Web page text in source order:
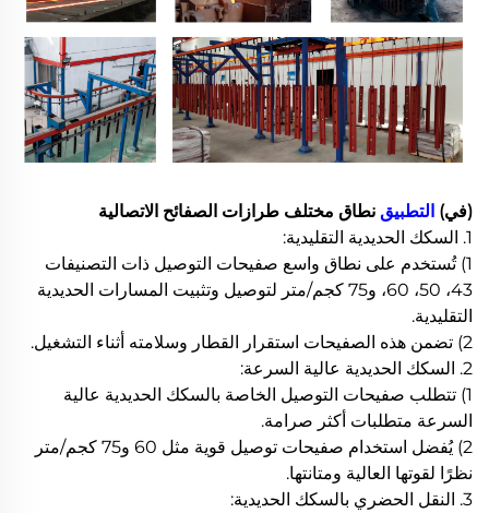
(في) التطبيق نطاق مختلف طرازات الصفائح الاتصالية
1. السكك الحديدية التقليدية:
1) تُستخدم على نطاق واسع صفيحات التوصيل ذات التصنيفات
43، 50، 60، و75 كجم/متر لتوصيل وتثبيت المسارات الحديدية
التقليدية.
2) تضمن هذه الصفيحات استقرار القطار وسلامته أثناء التشغيل.
2. السكك الحديدية عالية السرعة:
1) تتطلب صفيحات التوصيل الخاصة بالسكك الحديدية عالية
السرعة متطلبات أكثر صرامة.
2) يُفضل استخدام صفيحات توصيل قوية مثل 60 و75 كجم/متر
نظرًا لقوتها العالية ومتانتها.
3. النقل الحضري بالسكك الحديدية: